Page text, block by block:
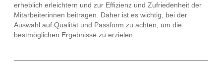
erheblich erleichtern und zur Effizienz und Zufriedenheit der
Mitarbeiterinnen beitragen. Daher ist es wichtig, bei der
Auswahl auf Qualität und Passform zu achten, um die
bestmöglichen Ergebnisse zu erzielen.